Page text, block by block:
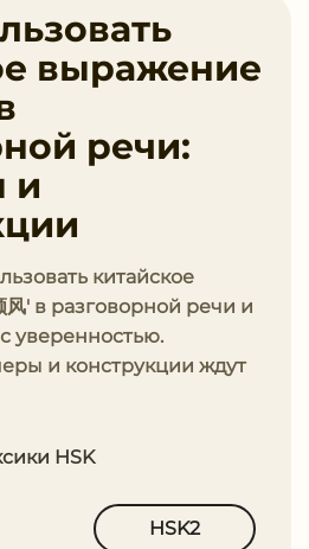
выражение
речи:
и
китайское
' в разговорной речи и
уверенностью.
и конструкции ждут
HSK
HSK2